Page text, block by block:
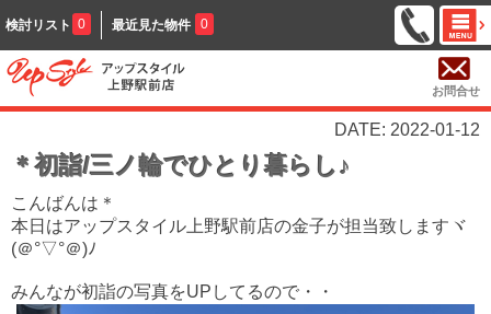
検討リスト 0 最近見た物件 0
お問合せ
DATE: 2022-01-12
＊初詣/三ノ輪でひとり暮らし♪
こんばんは＊
本日はアップスタイル上野駅前店の金子が担当致しますヾ
(＠°▽°＠)ﾉ
みんなが初詣の写真をUPしてるので・・